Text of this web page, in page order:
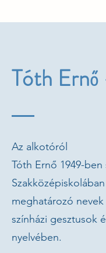
"The Big Dog"
Tóth Ernő
Az alkotóról
Tóth Ernő 1949-
meghatározó
színházi gesztusok
nyelvében.